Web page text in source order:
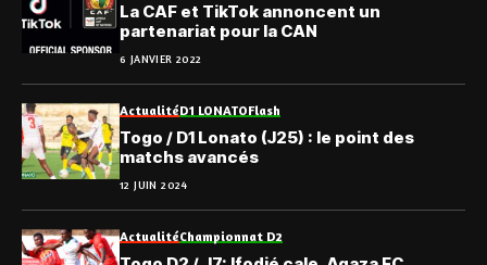
La CAF et TikTok annoncent un
partenariat pour la CAN
6 JANVIER 2022
ActualitéD1 LONATOFlash
Togo / D1 Lonato (J25) : le point des
matchs avancés
12 JUIN 2024
ActualitéChampionnat D2